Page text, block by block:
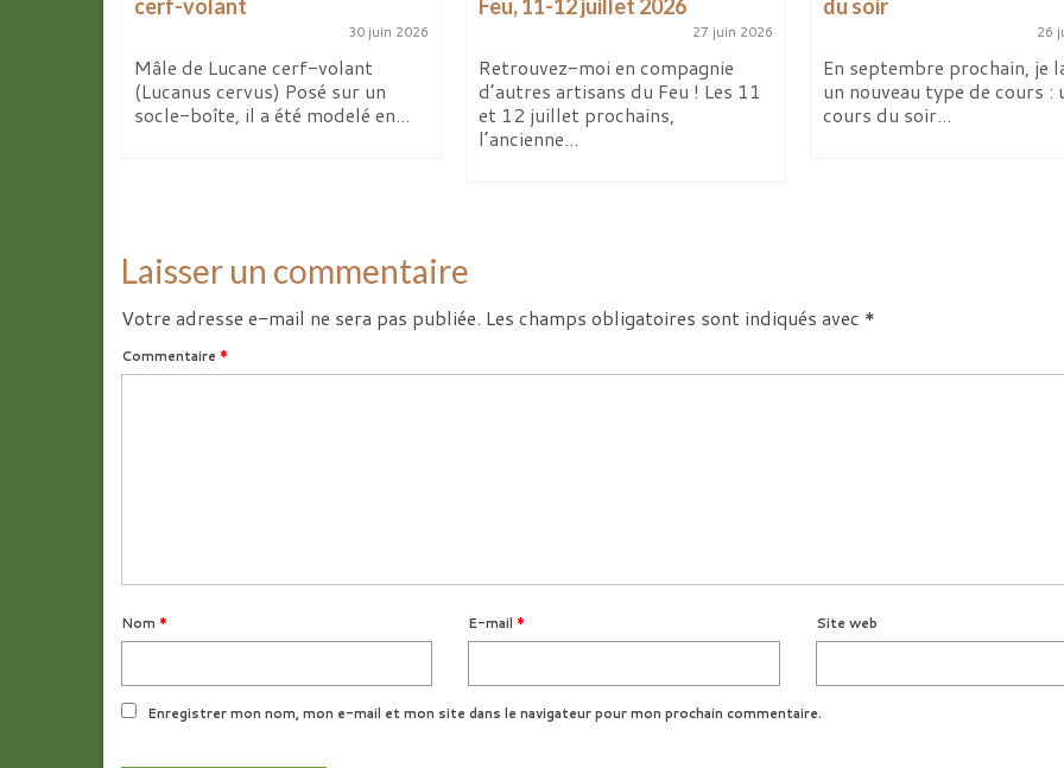
cerf-volant
30 juin 2026
Mâle de Lucane cerf-volant
(Lucanus cervus) Posé sur un
socle-boîte, il a été modelé en...
Feu, 11-12 juillet 2026
27 juin 2026
Retrouvez-moi en compagnie
d’autres artisans du Feu ! Les 11
et 12 juillet prochains,
l’ancienne...
du soir
26
En septembre prochain, je
un nouveau type de cours :
cours du soir...
Laisser un commentaire
Votre adresse e-mail ne sera pas publiée. Les champs obligatoires sont indiqués avec *
Commentaire *
Nom * E-mail * Site web
Enregistrer mon nom, mon e-mail et mon site dans le navigateur pour mon prochain commentaire.